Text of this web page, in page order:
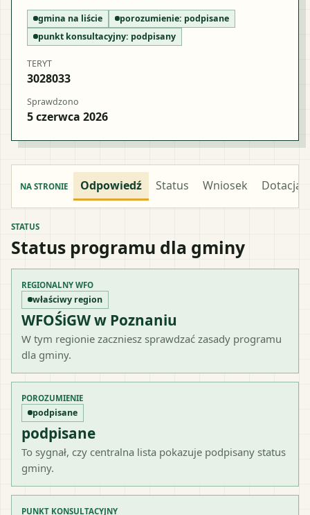
gmina na liście porozumienie: podpisane
punkt konsultacyjny: podpisany
TERYT
3028033
Sprawdzono
5 czerwca 2026
NA STRONIE Odpowiedź Status Wniosek Dotacja
STATUS
Status programu dla gminy
REGIONALNY WFO
właściwy region
WFOŚiGW w Poznaniu
W tym regionie zaczniesz sprawdzać zasady programu
dla gminy.
POROZUMIENIE
podpisane
podpisane
To sygnał, czy centralna lista pokazuje podpisany status
gminy.
PUNKT KONSULTACYJNY